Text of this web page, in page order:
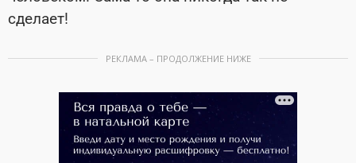
сделает!
РЕКЛАМА – ПРОДОЛЖЕНИЕ НИЖЕ